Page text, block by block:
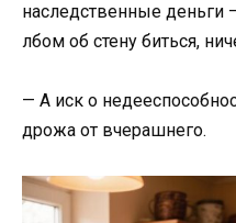
наследственные деньги
лбом об стену биться,
— А иск о
дрожа от вчерашнего.